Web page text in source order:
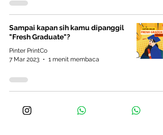
Sampai kapan sih kamu dipanggil
"Fresh Graduate"?
Pinter PrintCo
7 Mar 2023
1 menit membaca
Pernah bingung saat ditanya
“apakah ada pertanyaan?” saat